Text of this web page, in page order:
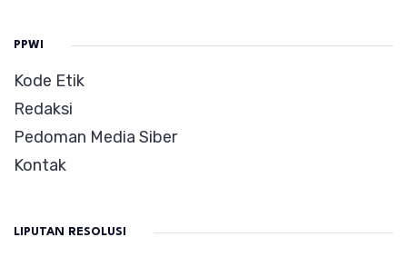
PPWI
Kode Etik
Redaksi
Pedoman Media Siber
Kontak
LIPUTAN RESOLUSI